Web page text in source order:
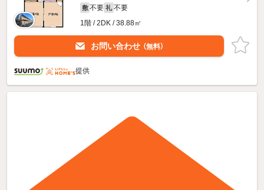
敷 不要 礼 不要
1階 / 2DK / 38.88㎡
お問い合わせ （無料）
提供